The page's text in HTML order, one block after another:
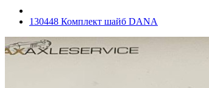
130448 Комплект шайб DANA